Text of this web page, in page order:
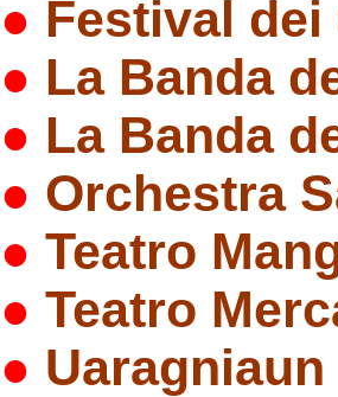
● Festival
● La Banda
● La Banda
● Orchestra
● Teatro
● Teatro
● Uaragniaun